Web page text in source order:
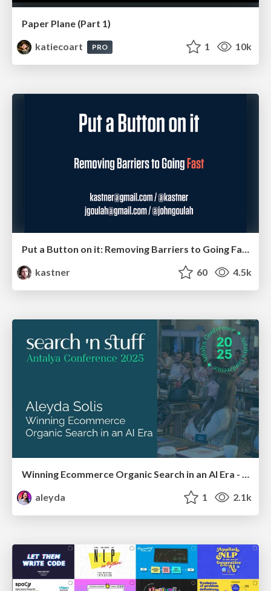
Paper Plane (Part 1)
katiecoart
PRO 1 10k
kastner
60 4.5k
Winning Ecommerce Organic Search in an AI Era - #searchnstuff2025
aleyda
1 2.1k